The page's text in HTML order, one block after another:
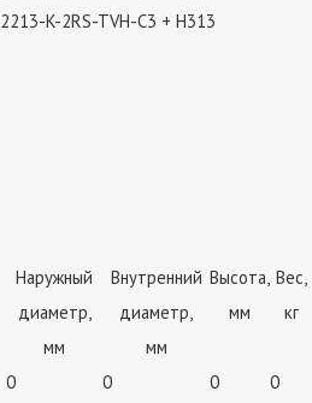
2213-K-2RS-TVH-C3 + H313
Наружный
диаметр,
мм
Внутренний
диаметр,
мм
Высота,
мм
Вес,
кг
0 0 0
0